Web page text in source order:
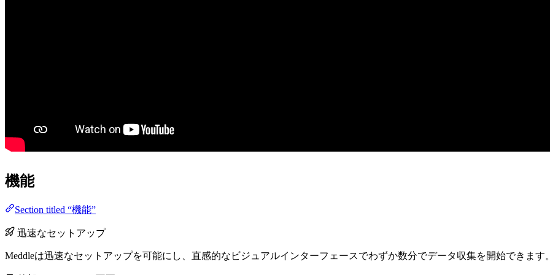
機能
Section titled “機能”
迅速なセットアップ
Meddleは迅速なセットアップを可能にし、直感的なビジュアルインターフェースでわずか数分でデータ収集を開始できます